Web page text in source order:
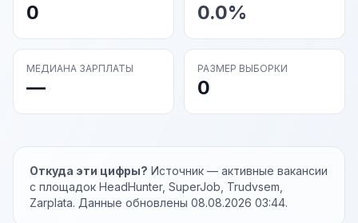
0 0.0%
МЕДИАНА ЗАРПЛАТЫ
—
РАЗМЕР ВЫБОРКИ
0
Откуда эти цифры? Источник — активные вакансии
с площадок HeadHunter, SuperJob, Trudvsem,
Zarplata. Данные обновлены 08.08.2026 03:44.